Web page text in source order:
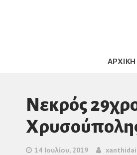
ΑΡΧΙΚΗ
Νεκρός
14 Ιουλίου, 2019